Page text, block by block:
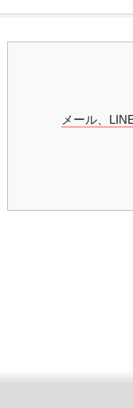
メール、